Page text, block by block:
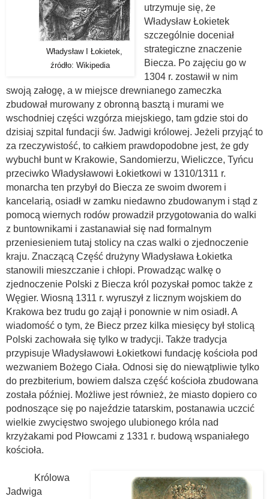
Władysław I Łokietek,
źródło: Wikipedia
utrzymuje się, że
Władysław Łokietek
szczególnie doceniał
strategiczne znaczenie
Biecza. Po zajęciu go w
1304 r. zostawił w nim
swoją załogę, a w miejsce drewnianego zameczka
zbudował murowany z obronną basztą i murami we
wschodniej części wzgórza miejskiego, tam gdzie stoi do
dzisiaj szpital fundacji św. Jadwigi królowej. Jeżeli przyjąć to
za rzeczywistość, to całkiem prawdopodobne jest, że gdy
wybuchł bunt w Krakowie, Sandomierzu, Wieliczce, Tyńcu
przeciwko Władysławowi Łokietkowi w 1310/1311 r.
monarcha ten przybył do Biecza ze swoim dworem i
kancelarią, osiadł w zamku niedawno zbudowanym i stąd z
pomocą wiernych rodów prowadził przygotowania do walki
z buntownikami i zastanawiał się nad formalnym
przeniesieniem tutaj stolicy na czas walki o zjednoczenie
kraju. Znaczącą Część drużyny Władysława Łokietka
stanowili mieszczanie i chłopi. Prowadząc walkę o
zjednoczenie Polski z Biecza król pozyskał pomoc także z
Węgier. Wiosną 1311 r. wyruszył z licznym wojskiem do
Krakowa bez trudu go zajął i ponownie w nim osiadł. A
wiadomość o tym, że Biecz przez kilka miesięcy był stolicą
Polski zachowała się tylko w tradycji. Także tradycja
przypisuje Władysławowi Łokietkowi fundację kościoła pod
wezwaniem Bożego Ciała. Odnosi się do niewątpliwie tylko
do prezbiterium, bowiem dalsza część kościoła zbudowana
została później. Możliwe jest również, że miasto dopiero co
podnoszące się po najeździe tatarskim, postanawia uczcić
wielkie zwycięstwo swojego ulubionego króla nad
krzyżakami pod Płowcami z 1331 r. budową wspaniałego
kościoła.
Królowa
Jadwiga